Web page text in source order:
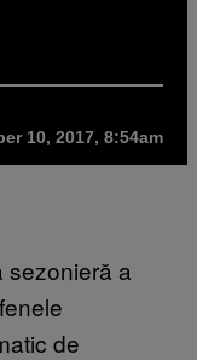
10, 2017, 8:54am
sezonieră a
de